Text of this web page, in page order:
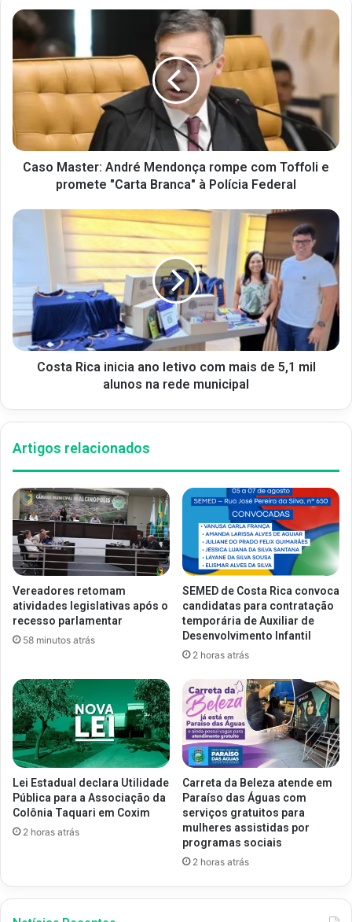
Caso Master: André Mendonça rompe com Toffoli e
promete "Carta Branca" à Polícia Federal
Costa Rica inicia ano letivo com mais de 5,1 mil
alunos na rede municipal
Artigos relacionados
Vereadores retomam
atividades legislativas após o
recesso parlamentar
58 minutos atrás
SEMED de Costa Rica convoca
candidatas para contratação
temporária de Auxiliar de
Desenvolvimento Infantil
2 horas atrás
Lei Estadual declara Utilidade
Pública para a Associação da
Colônia Taquari em Coxim
2 horas atrás
Carreta da Beleza atende em
Paraíso das Águas com
serviços gratuitos para
mulheres assistidas por
programas sociais
2 horas atrás